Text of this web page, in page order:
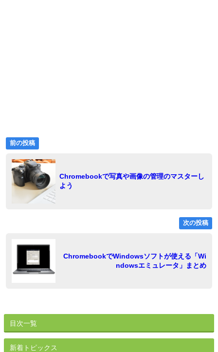
投
稿
ナ
ビ
ゲ
ン
前の投稿
の
投
稿:
Chromebookで写真や画像の管理のマスターし
よう
次の投稿
ChromebookでWindowsソフトが使える「Wi
ndowsエミュレータ」まとめ
目次一覧
新着トピックス